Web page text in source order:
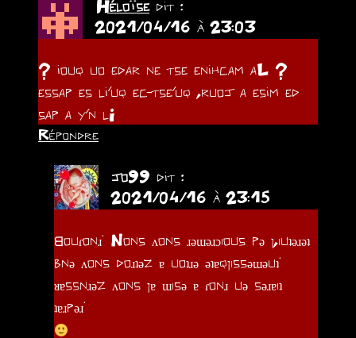
Héloïse dit :
2021/04/16 à 23:03
? iouq uo edar ne tse enihcam aL ?
essap es li’uq ec-tse’uq ,ruoj a esim ed
sap a y’n lI
Répondre
jo99 dit :
2021/04/16 à 23:15
ᗺouɾonɹ˙ Nons ʌons ɹǝɯǝɹɔıous pǝ ן,ıuʇǝɹǝʇ
bnǝ ʌons doɹʇǝz ɐ uoʇɹǝ ǝʇɐqןıssǝɯǝuʇ˙
ᴚɐssnɹǝz ʌons ןɐ ɯısǝ ɐ ɾonɹ uǝ sǝɹɐıʇ
ʇɐɹpǝɹ˙